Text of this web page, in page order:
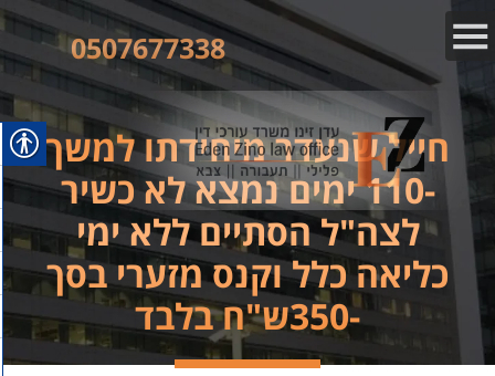
0507677338
חייל שנעדר מיחידתו למשך
-110 ימים נמצא לא כשיר
לצה"ל הסתיים ללא ימי
כליאה כלל וקנס מזערי בסך
-350ש"ח בלבד